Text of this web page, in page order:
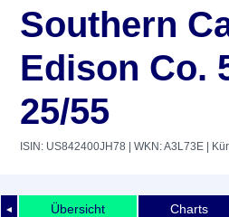
Southern
Edison Co.
25/55
ISIN: US842400JH78 | WKN: A3L73E |
◄ Übersicht Charts